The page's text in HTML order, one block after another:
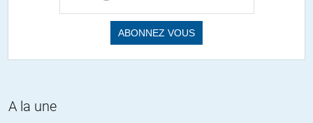
Et d’autres questions encore suivant l’angle de réflexion.
de ces mêmes déclarations.
A la une